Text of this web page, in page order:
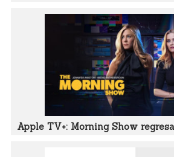
Apple TV+: Morning Show